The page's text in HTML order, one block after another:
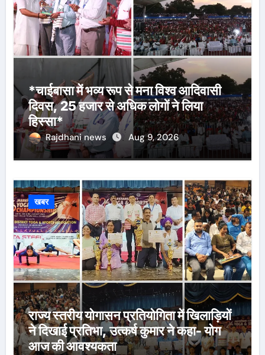
*चाईबासा में भव्य रूप से मना विश्व आदिवासी
दिवस, 25 हजार से अधिक लोगों ने लिया
हिस्सा*
Rajdhani news Aug 9, 2026
खबर
राज्य स्तरीय योगासन प्रतियोगिता में खिलाड़ियों
ने दिखाई प्रतिभा, उत्कर्ष कुमार ने कहा- योग
आज की आवश्यकता